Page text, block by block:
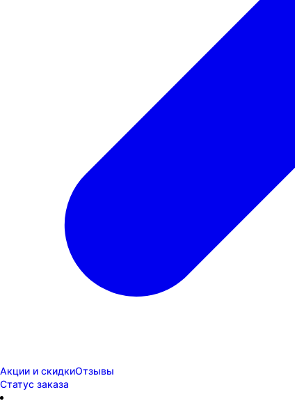
Акции и скидкиОтзывы
Статус заказа